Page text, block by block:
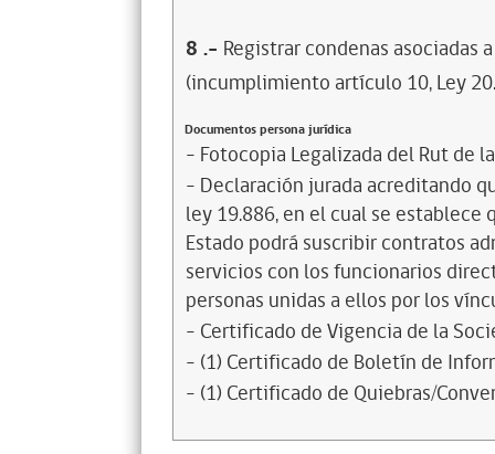
8 .- Registrar condenas asociadas
(incumplimiento artículo 10, Ley
Documentos persona jurídica
- Fotocopia Legalizada del Rut de
- Declaración jurada acreditando
ley 19.886, en el cual se
Estado podrá suscribir contratos
servicios con los funcionarios
personas unidas a ellos por los
- Certificado de Vigencia de la
- (1) Certificado de Boletín de
- (1) Certificado de Quiebras/